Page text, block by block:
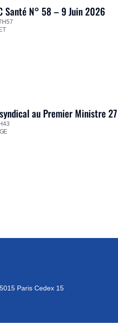
Santé N° 58 – 9 Juin 2026
au Premier Ministre
Paris Cedex 15